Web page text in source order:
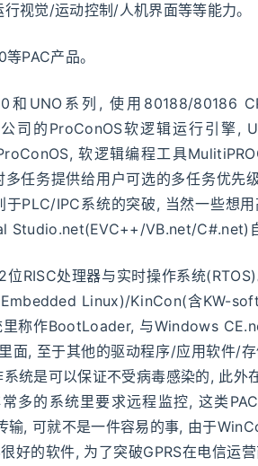
视觉/运动控制/人机界面等等能力。
PAC产品。
UNO系列, 使用80188/80186
司的ProConOS软逻辑运行引擎,
软逻辑编程工具
任务提供给用户可选的多任务优先
PLC/IPC系统的突破, 当然一些想
Studio.net(EVC++/VB.net/C#.net)
处理器与实时操作系统(RTOS)
Linux)/KinCon(含KW-
称作BootLoader, 与Windows
, 至于其他的驱动程序/应用软件/存
统是可以保证不受病毒感染的, 此外
多的系统里要求远程监控, 这类
输, 可就不是一件容易的事, 由于
好的软件, 为了突破GPRS在电信运